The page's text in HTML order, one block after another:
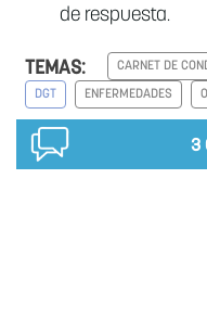
de respuesta.
TEMAS: CARNET DE
DGT ENFERMEDADES
3